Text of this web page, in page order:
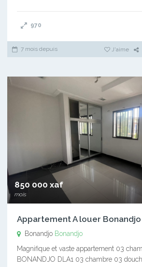
970
7 mois depuis J'aime
850 000 xaf
mois
Appartement A louer Bonandjo
Bonandjo Bonandjo
Magnifique et vaste appartement 03
BONANDJO DLA1 03 chambre 03